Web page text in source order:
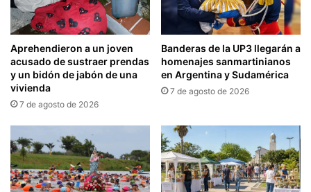
Aprehendieron a un joven
acusado de sustraer prendas
y un bidón de jabón de una
vivienda
7 de agosto de 2026
Banderas de la UP3 llegarán a
homenajes sanmartinianos
en Argentina y Sudamérica
7 de agosto de 2026